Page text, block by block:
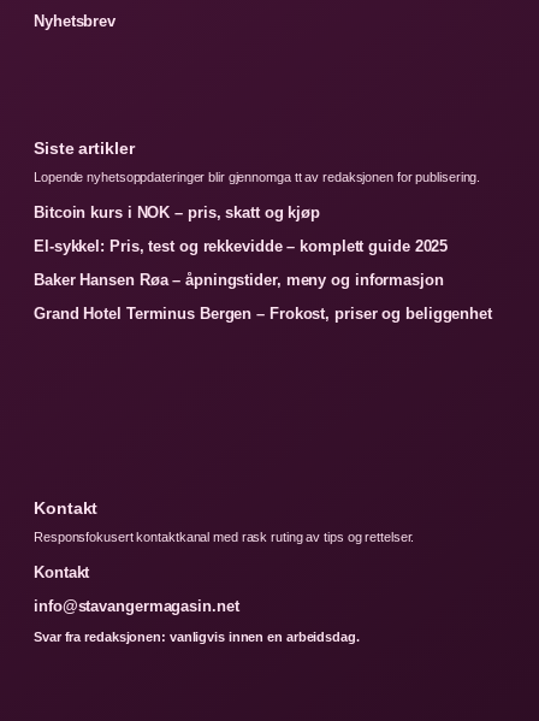
Nyhetsbrev
Siste artikler
Lopende nyhetsoppdateringer blir gjennomga tt av redaksjonen for publisering.
Bitcoin kurs i NOK – pris, skatt og kjøp
El-sykkel: Pris, test og rekkevidde – komplett guide 2025
Baker Hansen Røa – åpningstider, meny og informasjon
Grand Hotel Terminus Bergen – Frokost, priser og beliggenhet
Kontakt
Responsfokusert kontaktkanal med rask ruting av tips og rettelser.
Kontakt
info@stavangermagasin.net
Svar fra redaksjonen: vanligvis innen en arbeidsdag.